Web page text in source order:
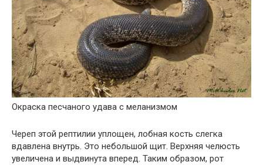
Окраска песчаного удава с меланизмом
Череп этой рептилии уплощен, лобная кость слегка
вдавлена ​​внутрь. Это небольшой щит. Верхняя челюсть
увеличена и выдвинута вперед. Таким образом, рот